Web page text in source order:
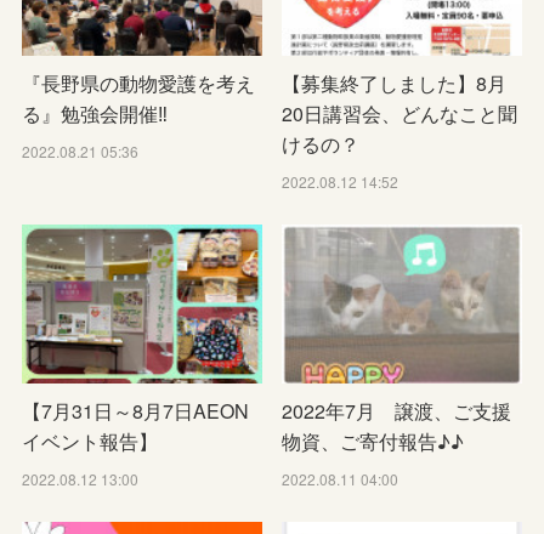
『長野県の動物愛護を考え
る』勉強会開催‼️
2022.08.21 05:36
【募集終了しました】8月
20日講習会、どんなこと聞
けるの？
2022.08.12 14:52
【7月31日～8月7日AEON
イベント報告】
2022.08.12 13:00
2022年7月 譲渡、ご支援
物資、ご寄付報告♪♪
2022.08.11 04:00